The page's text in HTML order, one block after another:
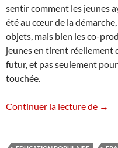
sentir comment les jeunes
été au cœur de la
objets, mais bien les co-
jeunes en tirent réellement
futur, et pas seulement pour
touchée.
Continuer la lecture de →